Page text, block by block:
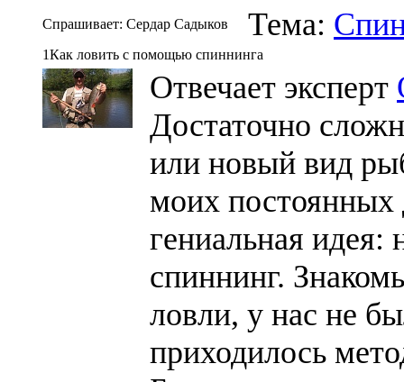
Спрашивает: Сердар Садыков Тема:
1Как ловить с помощью спиннинга
Отвечает эксперт
Достаточно
или новый вид
моих постоянных
гениальная идея:
спиннинг.
ловли, у нас не
приходилось